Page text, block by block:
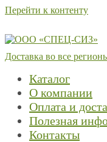
Перейти к контенту
Доставка во все
Каталог
О компании
Оплата и
Полезная
Контакты